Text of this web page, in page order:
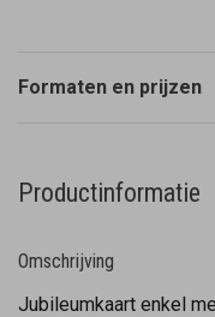
Formaten en prijzen
Productinformatie
Omschrijving
Jubileumkaart enkel